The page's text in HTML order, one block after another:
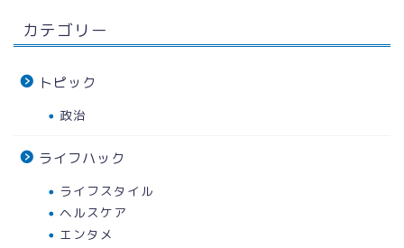
カテゴリー
トピック
政治
ライフハック
ライフスタイル
ヘルスケア
エンタメ